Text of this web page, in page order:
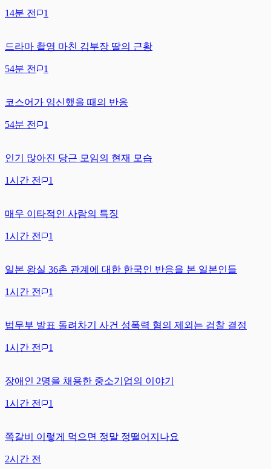
14분 전 1
드라마 촬영 마친 김부장 딸의 근황
54분 전 1
코스어가 임신했을 때의 반응
54분 전 1
인기 많아진 당근 모임의 현재 모습
1시간 전 1
매우 이타적인 사람의 특징
1시간 전 1
일본 왕실 36촌 관계에 대한 한국인 반응을 본 일본인들
1시간 전 1
법무부 발표 돌려차기 사건 성폭력 혐의 제외는 검찰 결정
1시간 전 1
장애인 2명을 채용한 중소기업의 이야기
1시간 전 1
쪽갈비 이렇게 먹으면 정말 정떨어지나요
2시간 전